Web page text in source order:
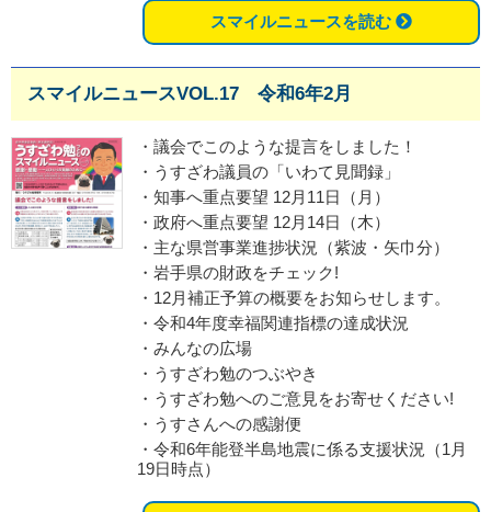
スマイルニュースを読む
スマイルニュースVOL.17 令和6年2月
・議会でこのような提言をしました！
・うすざわ議員の「いわて見聞録」
・知事へ重点要望 12月11日（月）
・政府へ重点要望 12月14日（木）
・主な県営事業進捗状況（紫波・矢巾分）
・岩手県の財政をチェック!
・12月補正予算の概要をお知らせします。
・令和4年度幸福関連指標の達成状況
・みんなの広場
・うすざわ勉のつぶやき
・うすざわ勉へのご意見をお寄せください!
・うすさんへの感謝便
・令和6年能登半島地震に係る支援状況（1月
19日時点）